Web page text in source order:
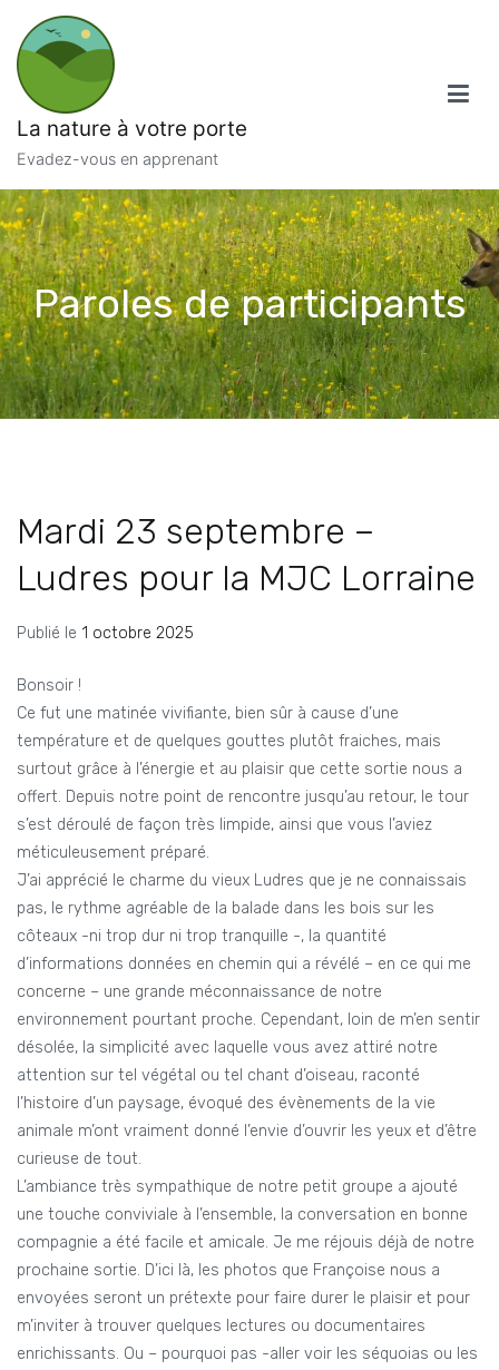
contenu
La nature à votre porte
Evadez-vous en apprenant
Paroles de participants
Mardi 23 septembre –
Ludres pour la MJC Lorraine
Publié le 1 octobre 2025
Bonsoir !
Ce fut une matinée vivifiante, bien sûr à cause d’une
température et de quelques gouttes plutôt fraiches, mais
surtout grâce à l’énergie et au plaisir que cette sortie nous a
offert. Depuis notre point de rencontre jusqu’au retour, le tour
s’est déroulé de façon très limpide, ainsi que vous l’aviez
méticuleusement préparé.
J’ai apprécié le charme du vieux Ludres que je ne connaissais
pas, le rythme agréable de la balade dans les bois sur les
côteaux -ni trop dur ni trop tranquille -, la quantité
d’informations données en chemin qui a révélé – en ce qui me
concerne – une grande méconnaissance de notre
environnement pourtant proche. Cependant, loin de m’en sentir
désolée, la simplicité avec laquelle vous avez attiré notre
attention sur tel végétal ou tel chant d’oiseau, raconté
l’histoire d’un paysage, évoqué des évènements de la vie
animale m’ont vraiment donné l’envie d’ouvrir les yeux et d’être
curieuse de tout.
L’ambiance très sympathique de notre petit groupe a ajouté
une touche conviviale à l’ensemble, la conversation en bonne
compagnie a été facile et amicale. Je me réjouis déjà de notre
prochaine sortie. D’ici là, les photos que Françoise nous a
envoyées seront un prétexte pour faire durer le plaisir et pour
m’inviter à trouver quelques lectures ou documentaires
enrichissants. Ou – pourquoi pas -aller voir les séquoias ou les